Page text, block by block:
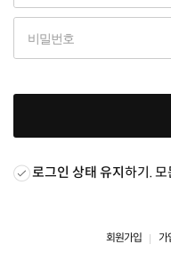
로그인 상태 유지하기.
회원가입 가